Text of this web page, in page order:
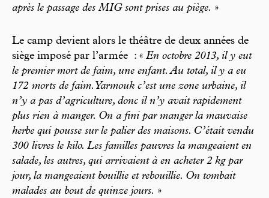
après le passage des MIG sont prises au piège. »
Le camp devient alors le théâtre de deux années de
siège imposé par l’armée : « En octobre 2013, il y eut
le premier mort de faim, une enfant. Au total, il y a eu
172 morts de faim. Yarmouk c’est une zone urbaine, il
n’y a pas d’agriculture, donc il n’y avait rapidement
plus rien à manger. On a fini par manger la mauvaise
herbe qui pousse sur le palier des maisons. C’était vendu
300 livres le kilo. Les familles pauvres la mangeaient en
salade, les autres, qui arrivaient à en acheter 2 kg par
jour, la mangeaient bouillie et rebouillie. On tombait
malades au bout de quinze jours. »